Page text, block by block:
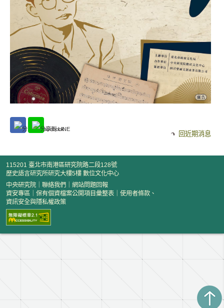
回近期消息
115201 臺北市南港區研究院路二段128號
歷史語言研究所研究大樓5樓 數位文化中心
中央研究院
聯絡我們
網站問題回報
資安專區
保有個資檔案公開項目彙整表
使用者條款、
資訊安全與隱私權政策